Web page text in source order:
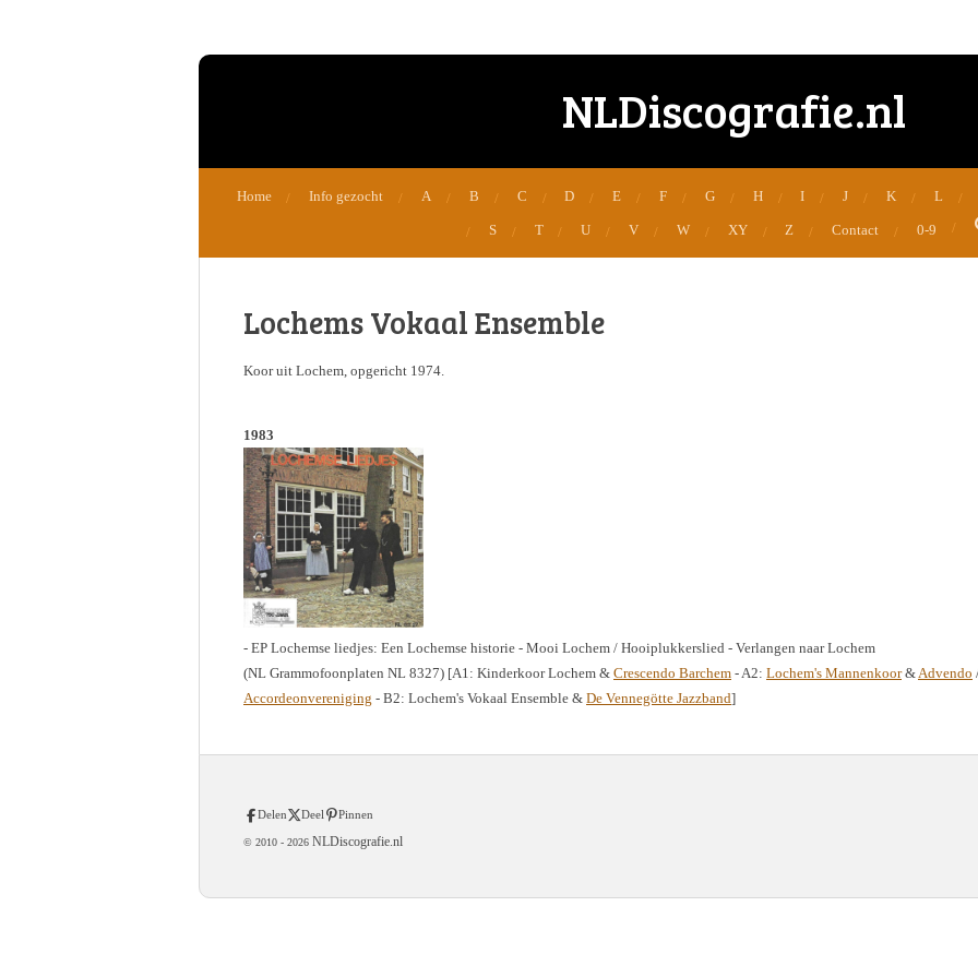
NLDiscografie.nl
Home Info gezocht A B C D E F G H I J K L
S T U V W XY Z Contact 0-9
Lochems Vokaal Ensemble
Koor uit Lochem, opgericht 1974.
1983
- EP Lochemse liedjes: Een Lochemse historie - Mooi Lochem / Hooiplukkerslied - Verlangen naar Lochem
(NL Grammofoonplaten NL 8327) [A1: Kinderkoor Lochem & Crescendo Barchem - A2: Lochem's Mannenkoor&Advendo
Accordeonvereniging - B2: Lochem's Vokaal Ensemble & De Vennegötte Jazzband]
Delen Deel Pinnen
© 2010 - 2026 NLDiscografie.nl